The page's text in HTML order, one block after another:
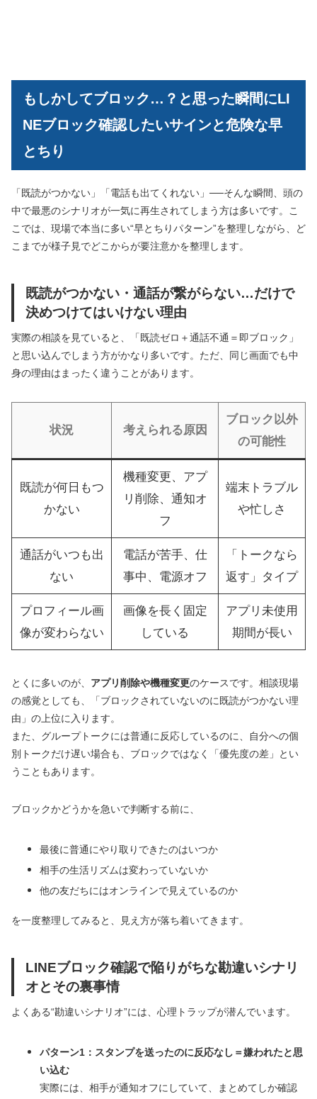
もしかしてブロック…？と思った瞬間にLI
NEブロック確認したいサインと危険な早
とちり
「既読がつかない」「電話も出てくれない」──そんな瞬間、頭の
中で最悪のシナリオが一気に再生されてしまう方は多いです。こ
こでは、現場で本当に多い“早とちりパターン”を整理しながら、ど
こまでが様子見でどこからが要注意かを整理します。
既読がつかない・通話が繋がらない…だけで
決めつけてはいけない理由
実際の相談を見ていると、「既読ゼロ＋通話不通＝即ブロック」
と思い込んでしまう方がかなり多いです。ただ、同じ画面でも中
身の理由はまったく違うことがあります。
状況 考えられる原因
ブロック以外
の可能性
既読が何日もつ
かない
機種変更、アプ
リ削除、通知オ
フ
端末トラブル
や忙しさ
通話がいつも出
ない
電話が苦手、仕
事中、電源オフ
「トークなら
返す」タイプ
プロフィール画
像が変わらない
画像を長く固定
している
アプリ未使用
期間が長い
とくに多いのが、 アプリ削除や機種変更のケースです。相談現場
の感覚としても、「ブロックされていないのに既読がつかない理
由」の上位に入ります。
また、グループトークには普通に反応しているのに、自分への個
別トークだけ遅い場合も、ブロックではなく「優先度の差」とい
うこともあります。
ブロックかどうかを急いで判断する前に、
最後に普通にやり取りできたのはいつか
相手の生活リズムは変わっていないか
他の友だちにはオンラインで見えているのか
を一度整理してみると、見え方が落ち着いてきます。
LINEブロック確認で陥りがちな勘違いシナリ
オとその裏事情
よくある“勘違いシナリオ”には、心理トラップが潜んでいます。
パターン1：スタンプを送ったのに反応なし＝嫌われたと思
い込む
実際には、相手が通知オフにしていて、まとめてしか確認